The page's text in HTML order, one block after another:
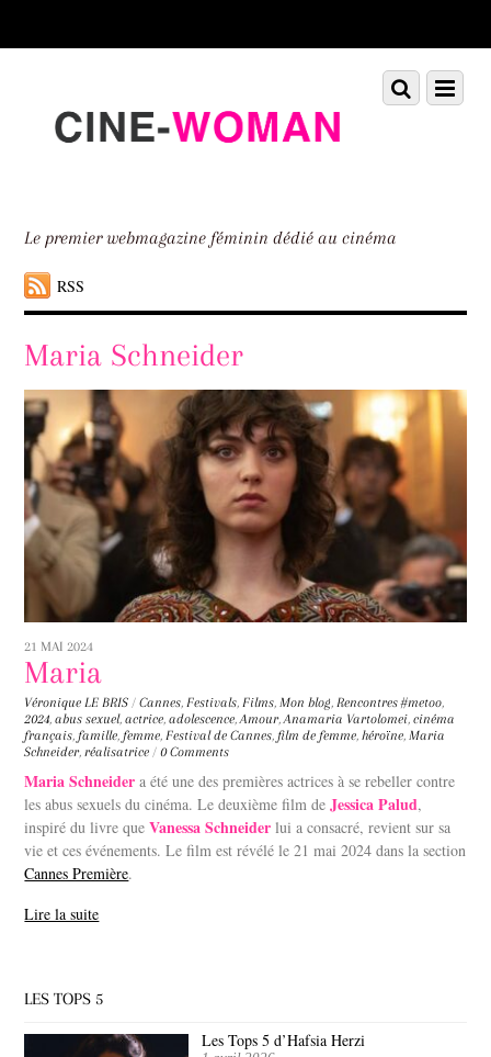
down
Le premier webmagazine féminin dédié au cinéma
RSS
Menu
Scroll
down
Maria Schneider
21 MAI 2024
Maria
Véronique LE BRIS / Cannes, Festivals, Films, Mon blog, Rencontres #metoo,
2024,abus sexuel,actrice,adolescence,Amour,Anamaria Vartolomei,cinéma
français, famille, femme, Festival de Cannes, film de femme,héroïne, Maria
Schneider, réalisatrice / 0 Comments
Maria Schneider a été une des premières actrices à se rebeller contre
les abus sexuels du cinéma. Le deuxième film deJessica Palud,
inspiré du livre queVanessa Schneider lui a consacré, revient sur sa
vie et ces événements. Le film est révélé le 21 mai 2024 dans la section
Cannes Première.
Lire la suite
LES TOPS 5
Les Tops 5 d’Hafsia Herzi